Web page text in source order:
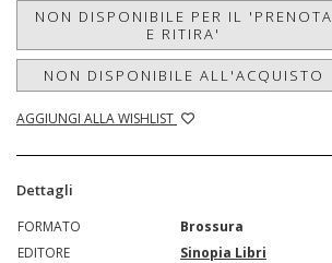
NON DISPONIBILE PER IL 'PRENOTA
E RITIRA'
NON DISPONIBILE ALL'ACQUISTO
AGGIUNGI ALLA WISHLIST
Dettagli
FORMATO
Brossura
EDITORE
Sinopia Libri